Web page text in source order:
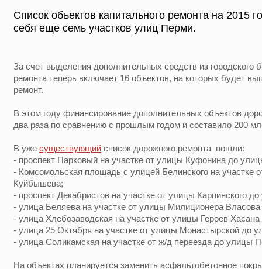
Список объектов капитального ремонта на 2015
себя еще семь участков улиц Перми.
За счет выделения дополнительных средств из городского
ремонта теперь включает 16 объектов, на которых будет
ремонт.
В этом году финансирование дополнительных объектов
два раза по сравнению с прошлым годом и составило 200
В уже существующий список дорожного ремонта вошли:
- проспект Парковый на участке от улицы Куфонина до
- Комсомольская площадь с улицей Белинского на участке
Куйбышева;
- проспект Декабристов на участке от улицы Карпинского
- улица Беляева на участке от улицы Милиционера
- улица Хлебозаводская на участке от улицы Героев
- улица 25 Октября на участке от улицы Монастырской до
- улица Соликамская на участке от ж/д переезда до улицы
На объектах планируется заменить асфальтобетонное